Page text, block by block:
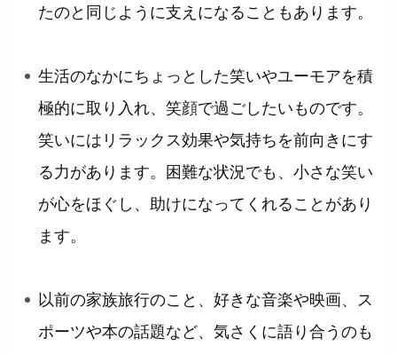
たのと同じように支えになることもあります。
生活のなかにちょっとした笑いやユーモアを積
極的に取り入れ、笑顔で過ごしたいものです。
笑いにはリラックス効果や気持ちを前向きにす
る力があります。困難な状況でも、小さな笑い
が心をほぐし、助けになってくれることがあり
ます。
以前の家族旅行のこと、好きな音楽や映画、ス
ポーツや本の話題など、気さくに語り合うのも